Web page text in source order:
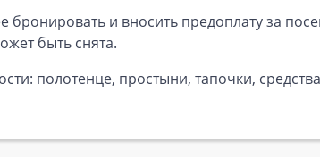
бронировать и вносить предоплату за
быть снята.
полотенце, простыни, тапочки,